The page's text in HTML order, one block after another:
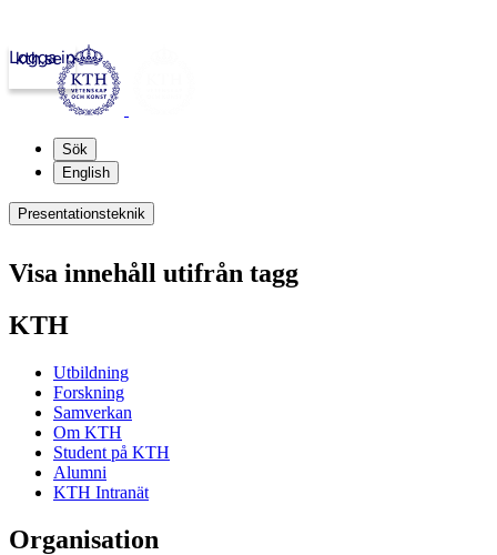
kth.se
Logga in
Sök
English
Presentationsteknik
Visa innehåll utifrån tagg
KTH
Utbildning
Forskning
Samverkan
Om KTH
Student på KTH
Alumni
KTH Intranät
Organisation